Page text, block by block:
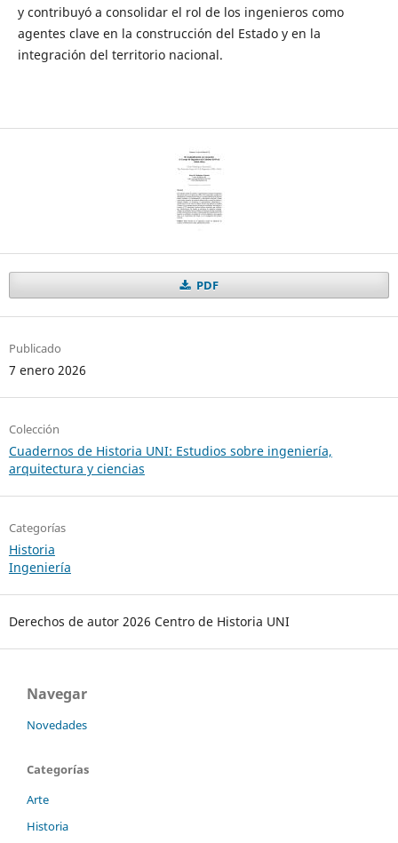
y contribuyó a consolidar el rol de los ingenieros como
agentes clave en la construcción del Estado y en la
integración del territorio nacional.​
PDF
Publicado
7 enero 2026
Colección
Cuadernos de Historia UNI: Estudios sobre ingeniería,
arquitectura y ciencias
Categorías
Historia
Ingeniería
Derechos de autor 2026 Centro de Historia UNI
Navegar
Novedades
Categorías
Arte
Historia